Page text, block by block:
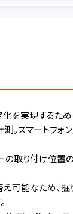
を実現するた
。スマートフ
の取り付け位
可能なため、掘